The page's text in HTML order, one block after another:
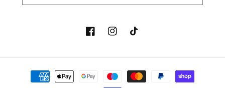
FacebookInstagramTikTok
Formas